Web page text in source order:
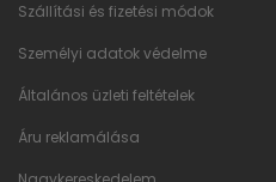
Szállítási és fizetési módok
Személyi adatok védelme
Általános üzleti feltételek
Áru reklamálása